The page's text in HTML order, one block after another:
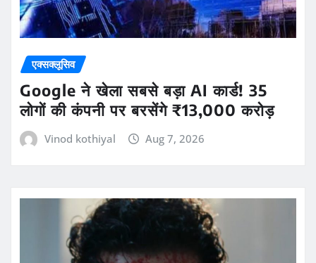
एक्सक्लूसिव
Google ने खेला सबसे बड़ा AI कार्ड! 35
लोगों की कंपनी पर बरसेंगे ₹13,000 करोड़
Vinod kothiyal Aug 7, 2026